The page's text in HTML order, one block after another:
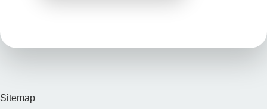
Sitemap